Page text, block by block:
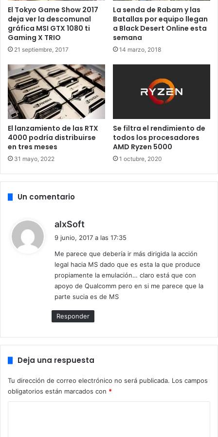
operativo Microsoft
Windows 10.
Parece ser que a Intel no le gusta mucho que toquen sus
cosas y se metan en su mercado, algo lógico, por otra
parte. Intel se ha puesto sobre aviso en lo que respecta a
Qualcomm y la compatibilidad de sus Snapdragon 835, los
cuales podrían ser usados para equipos con Windows 10,
ya que podrían emular x86. El abogado jefe de Intel,
Stephen Rodges, ha comentado que ‘ha habido informes
x86, patentada por Intel, sin autorización de la compañía’
es que Richard A. Uhlig, Director de Laboratorio de Intel ha
comentado en una reciente entrada del blog ‘tenemos
problemas con la infracción ilegal de nuestras patentes, y
estamos a la espera de que otras empresas sigan
respetando los derechos de propiedad intelectual de Intel’.
Claro, todo esto apunta solo en una dirección, una batalla
legal que se solventara, muy probablemente, con una
cantidad indecente de dinero y aquí paz, y después gloria.
El Tokyo Game Show 2017
deja ver la descomunal
gráfica MSI GTX 1080 ti
Gaming X TRIO
21 septiembre, 2017
La senda de Rabam y las
Batallas por equipo llegan
a Black Desert Online esta
semana
14 marzo, 2018
El lanzamiento de las RTX
4000 podría distribuirse
en tres meses
31 mayo, 2022
Se filtra el rendimiento de
todos los procesadores
AMD Ryzen 5000
1 octubre, 2020
Un comentario
alxSoft
i
e
:
9 junio, 2017 a las 17:35
Me parece que debería ir más dirigida la acción
legal hacia MS dado que es esta la que produce
propiamente la emulación… claro está que con
apoyo de Qualcomm pero en si me parece que la
parte sucia es de MS
Responder
Deja una respuesta
Tu dirección de correo electrónico no será publicada. Los campos
obligatorios están marcados con *